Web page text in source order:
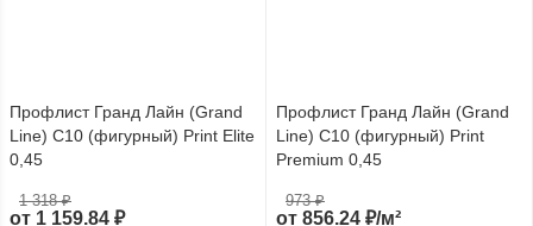
Профлист Гранд Лайн (Grand
Line) С10 (фигурный) Print Elite
0,45
от 1 159.84 ₽
1 318 ₽
Профлист Гранд Лайн (Grand
Line) С10 (фигурный) Print
Premium 0,45
от 856.24 ₽/м²
973 ₽